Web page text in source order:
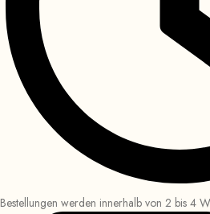
Bestellungen werden innerhalb von 2 bis 4